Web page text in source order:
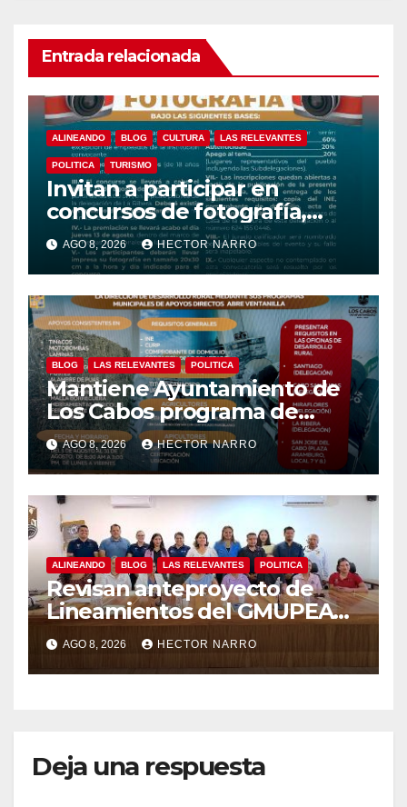
Entrada relacionada
ALINEANDO BLOG CULTURA LAS RELEVANTES
POLITICA TURISMO
Invitan a participar en
concursos de fotografía,
canto y pintura de las Fiestas
Tradicionales La Ribera 2026
AGO 8, 2026 HECTOR NARRO
BLOG LAS RELEVANTES POLITICA
Mantiene Ayuntamiento de
Los Cabos programa de
apoyos para agricultores,
ganaderos y apicultores
AGO 8, 2026 HECTOR NARRO
ALINEANDO BLOG LAS RELEVANTES POLITICA
Revisan anteproyecto de
Lineamientos del GMUPEA
en Los Cabos
AGO 8, 2026 HECTOR NARRO
Deja una respuesta